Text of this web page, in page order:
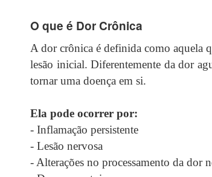
O que é Dor Crônica
A dor crônica é definida como aquela
lesão inicial. Diferentemente da dor
tornar uma doença em si.
Ela pode ocorrer por:
- Inflamação persistente
- Lesão nervosa
- Alterações no processamento da dor